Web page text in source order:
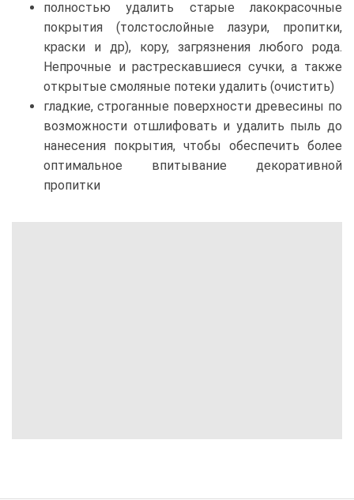
полностью удалить старые лакокрасочные
покрытия (толстослойные лазури, пропитки,
краски и др), кору, загрязнения любого рода.
Непрочные и растрескавшиеся сучки, а также
открытые смоляные потеки удалить (очистить)
гладкие, строганные поверхности древесины по
возможности отшлифовать и удалить пыль до
нанесения покрытия, чтобы обеспечить более
оптимальное впитывание декоративной
пропитки